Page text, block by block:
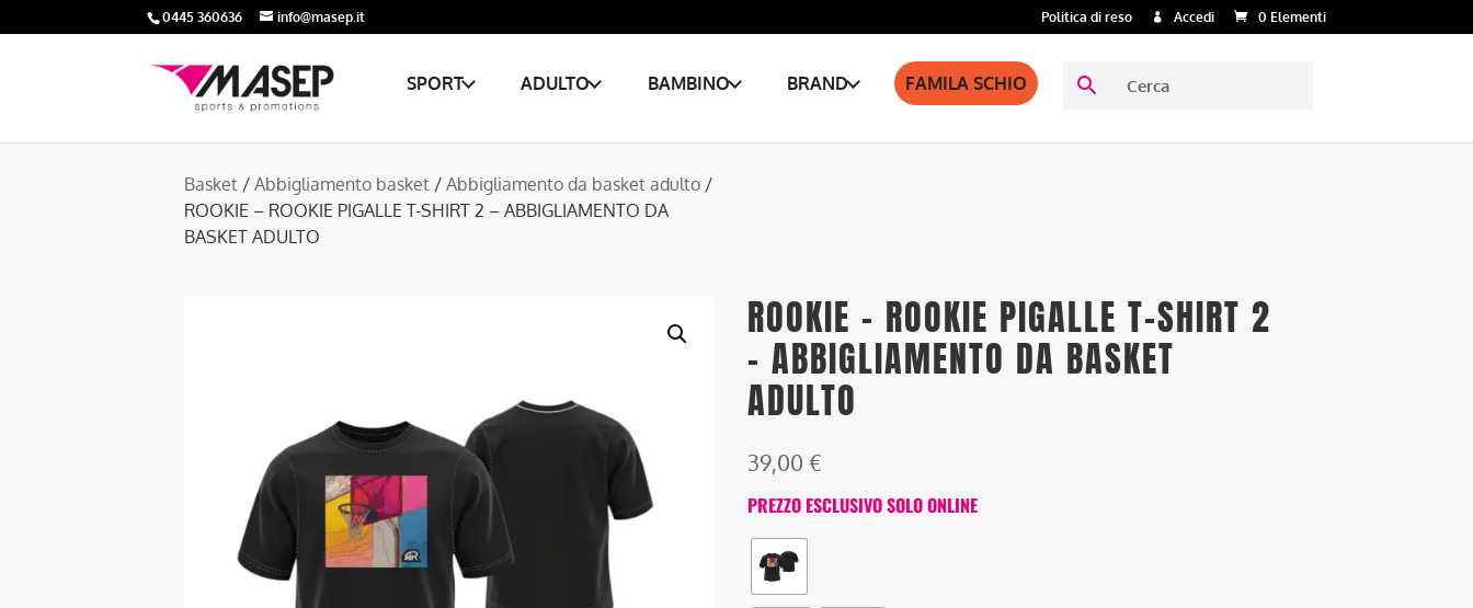
0445 360636 info@masep.it Politica di reso Accedi 0 Elementi
SPORT ADULTO BAMBINO BRAND FAMILA SCHIO
Basket / Abbigliamento basket / Abbigliamento da basket adulto /
ROOKIE – ROOKIE PIGALLE T-SHIRT 2 – ABBIGLIAMENTO DA
BASKET ADULTO
ROOKIE – ROOKIE PIGALLE T-SHIRT 2
– ABBIGLIAMENTO DA BASKET
ADULTO
39,00 €
PREZZO ESCLUSIVO SOLO ONLINE